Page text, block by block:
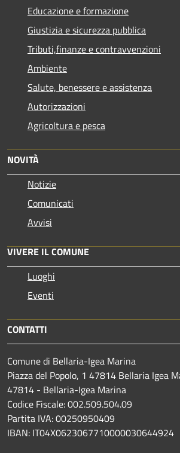
Educazione e formazione
Giustizia e sicurezza pubblica
Tributi,finanze e contravvenzioni
Ambiente
Salute, benessere e assistenza
Autorizzazioni
Agricoltura e pesca
NOVITÀ
Notizie
Comunicati
Avvisi
VIVERE IL COMUNE
Luoghi
Eventi
CONTATTI
Comune di Bellaria-Igea Marina
Piazza del Popolo, 1 47814 Bellaria Igea
47814 - Bellaria-Igea Marina
Codice Fiscale: 002.509.504.09
Partita IVA: 00250950409
IBAN: IT04X0623067710000030644924